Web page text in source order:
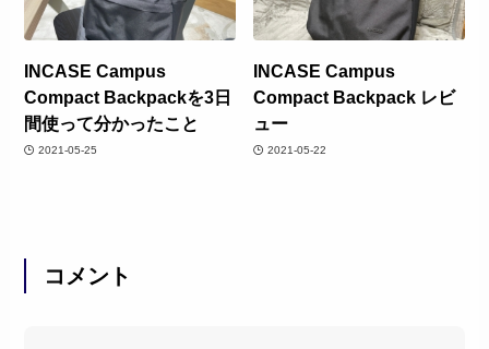
INCASE Campus
Compact Backpackを3日
間使って分かったこと
2021-05-25
INCASE Campus
Compact Backpack レビ
ュー
2021-05-22
コメント